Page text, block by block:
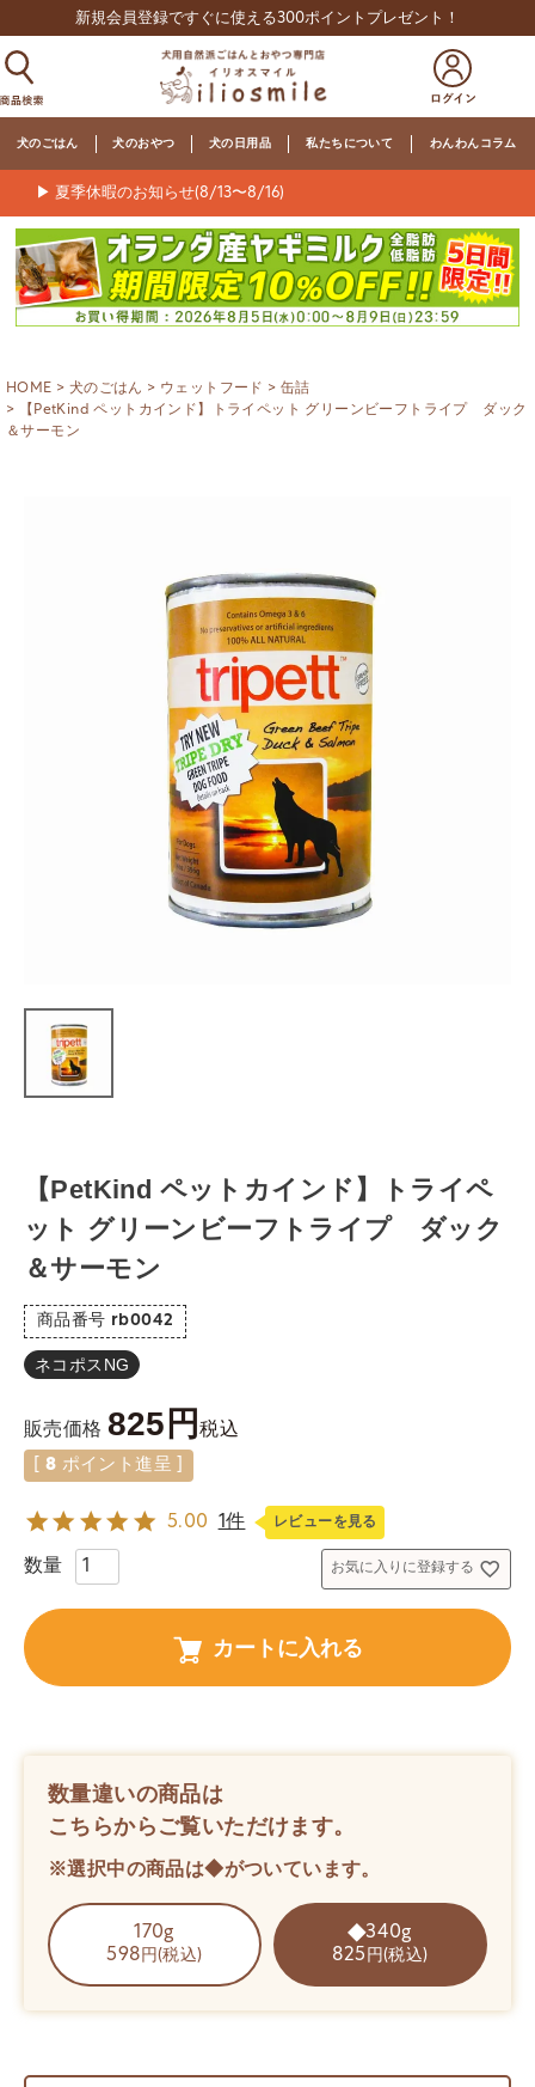
新規会員登録ですぐに使える300ポイントプレゼント！
犬のごはん 犬のおやつ 犬の日用品 私たちについて わんわんコラム
▶ 夏季休暇のお知らせ(8/13〜8/16)
HOME 犬のごはん ウェットフード
缶詰
【PetKind ペットカインド】トライペット グリーンビーフトライプ ダック
＆サーモン
【PetKind ペットカインド】トライペ
ット グリーンビーフトライプ ダック
＆サーモン
商品番号 rb0042
ネコポスNG
販売価格 825 税込
8 ポイント進呈 ]
5.00 1件 レビューを見る
お気に入りに登録する
カートに入れる
数量違いの商品は
こちらからご覧いただけます。
※選択中の商品は◆がついています。
170g
598 円(税込)
340g
825 円(税込)